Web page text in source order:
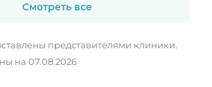
Смотреть все
представителями клиники.
на 07.08.2026